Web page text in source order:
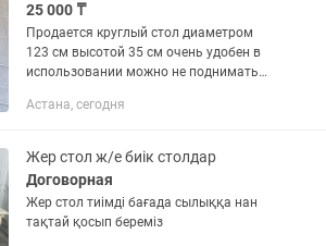
25 000 ₸
Продается круглый стол диаметром
123 см высотой 35 см очень удобен в
использовании можно не поднимать
данным столом учить уроки. Возможна
Астана, сегодня
Жер стол ж/е биік столдар
Договорная
Жер стол тиімді бағада сылыққа нан
тақтай қосып береміз